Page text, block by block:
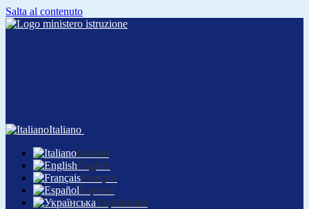
Salta al contenuto
Italiano
Italiano
English
Français
Español
Українська